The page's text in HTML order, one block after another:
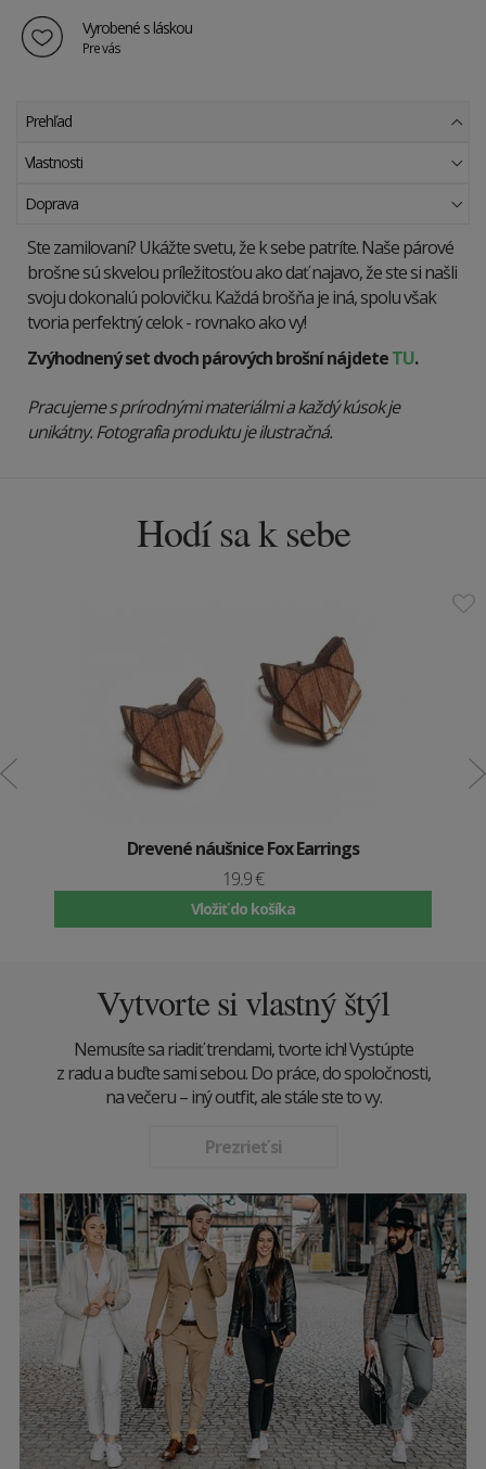
Vyrobené s láskou
Pre vás
Prehľad
Vlastnosti
Doprava
Ste zamilovaní? Ukážte svetu, že k sebe patríte. Naše párové
brošne sú skvelou príležitosťou ako dať najavo, že ste si našli
svoju dokonalú polovičku. Každá brošňa je iná, spolu však
tvoria perfektný celok - rovnako ako vy!
Zvýhodnený set dvoch párových brošní nájdeteTU.
Pracujeme s prírodnými materiálmi a každý kúsok je
unikátny. Fotografia produktu je ilustračná.
Hodí sa k sebe
Drevené náušnice Fox Earrings
19.9 €
Vložiť do košíka
Vytvorte si vlastný štýl
Nemusíte sa riadiť trendami, tvorte ich! Vystúpte
z radu a buďte sami sebou. Do práce, do spoločnosti,
na večeru – iný outfit, ale stále ste to vy.
Prezrieť si